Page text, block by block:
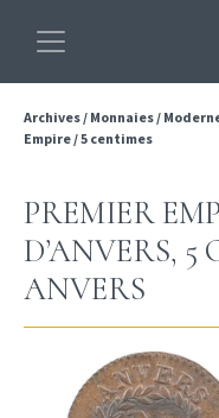
Archives/ Monnaies/
Empire/5 centimes
PREMIER
D’ANVERS, 5
ANVERS